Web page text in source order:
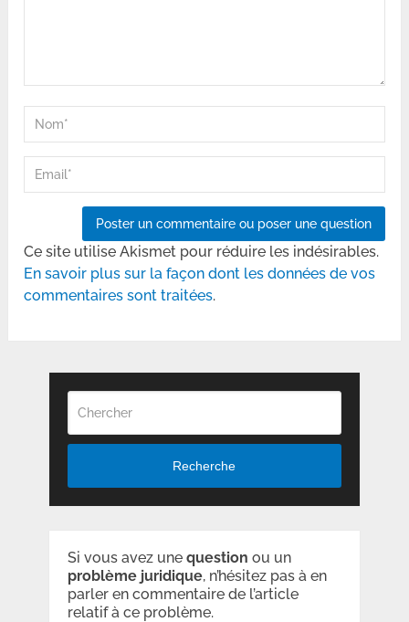
Ce site utilise Akismet pour réduire les indésirables.
En savoir plus sur la façon dont les données de vos
commentaires sont traitées.
Recherche
Si vous avez une question ou un
problème juridique, n’hésitez pas à en
parler en commentaire de l’article
relatif à ce problème.